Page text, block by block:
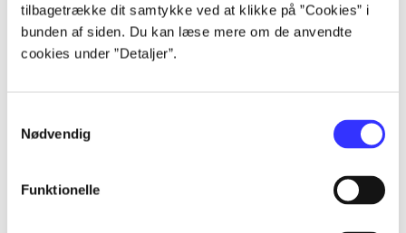
tilbagetrække dit samtykke ved at klikke på ”Cookies” i
bunden af siden. Du kan læse mere om de anvendte
cookies under ”Detaljer”.
Nødvendig
Funktionelle
lorem ipsum dolor sit amet ...
lorem ipsum dolor sit amet ...
lorem ipsum dolor sit amet ...
lorem ipsum dolor sit amet ...
lorem ipsum dolor sit amet ...